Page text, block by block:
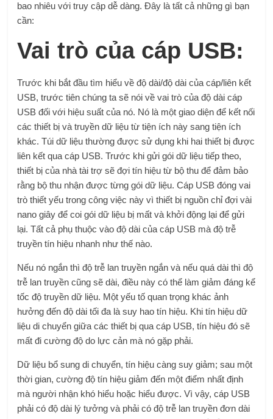
bao nhiêu với truy cập dễ dàng. Đây là tất cả những gì bạn
cần:
Vai trò của cáp USB:
Trước khi bắt đầu tìm hiểu về độ dài/độ dài của cáp/liên kết
USB, trước tiên chúng ta sẽ nói về vai trò của độ dài cáp
USB đối với hiệu suất của nó. Nó là một giao diện để kết nối
các thiết bị và truyền dữ liệu từ tiện ích này sang tiện ích
khác. Túi dữ liệu thường được sử dụng khi hai thiết bị được
liên kết qua cáp USB. Trước khi gửi gói dữ liệu tiếp theo,
thiết bị của nhà tài trợ sẽ đợi tín hiệu từ bộ thu để đảm bảo
rằng bộ thu nhận được từng gói dữ liệu. Cáp USB đóng vai
trò thiết yếu trong công việc này vì thiết bị nguồn chỉ đợi vài
nano giây để coi gói dữ liệu bị mất và khởi động lại để gửi
lại. Tất cả phụ thuộc vào độ dài của cáp USB mà độ trễ
truyền tín hiệu nhanh như thế nào.
Nếu nó ngắn thì độ trễ lan truyền ngắn và nếu quá dài thì độ
trễ lan truyền cũng sẽ dài, điều này có thể làm giảm đáng kể
tốc độ truyền dữ liệu. Một yếu tố quan trọng khác ảnh
hưởng đến độ dài tối đa là suy hao tín hiệu. Khi tín hiệu dữ
liệu di chuyển giữa các thiết bị qua cáp USB, tín hiệu đó sẽ
mất đi cường độ do lực cản mà nó gặp phải.
Dữ liệu bổ sung di chuyển, tín hiệu càng suy giảm; sau một
thời gian, cường độ tín hiệu giảm đến một điểm nhất định
mà người nhận khó hiểu hoặc hiểu được. Vì vậy, cáp USB
phải có độ dài lý tưởng và phải có độ trễ lan truyền đơn dài